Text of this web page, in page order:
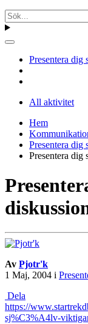
Presentera dig
All aktivitet
Hem
Presentera dig
Presentera dig
Av Pjotr'k
1 Maj, 2004 i
Dela
https://
sj%C3%A4lv-